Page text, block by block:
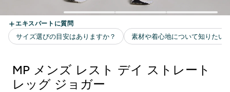
MP メンズ レスト デイ ストレート
レッグ ジョガー